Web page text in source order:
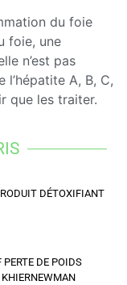
du foie
foie, une
n’est pas
A, B, C,
que les traiter.
DÉTOXIFIANT
DE POIDS
KHIERNEWMAN